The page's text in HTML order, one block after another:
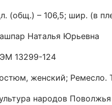
(общ.) – 106,5; шир. (в
Наталья Юрьевна
13299-124
женский; Ремесло.
народов